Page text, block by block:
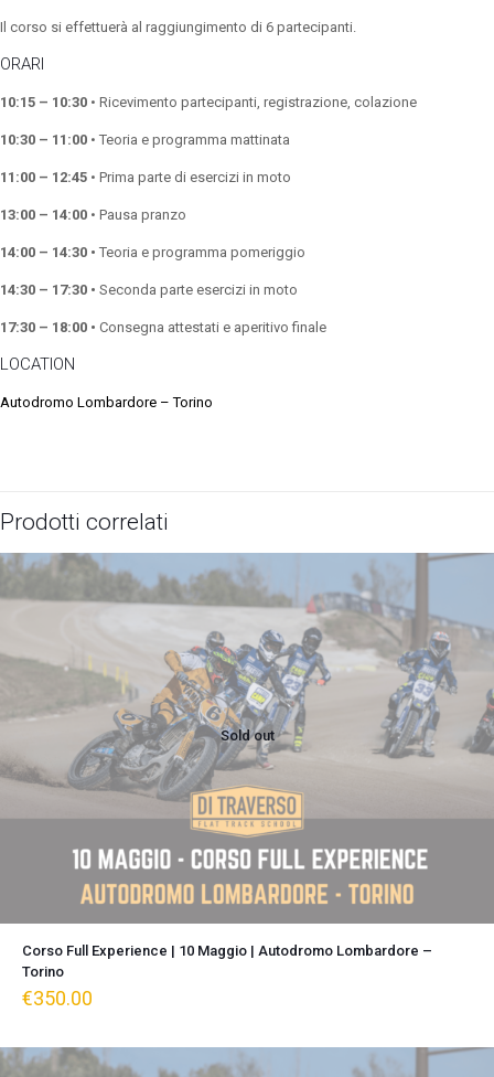
Il corso si effettuerà al raggiungimento di 6 partecipanti.
ORARI
10:15 – 10:30 • Ricevimento partecipanti, registrazione, colazione
10:30 – 11:00 • Teoria e programma mattinata
11:00 – 12:45 • Prima parte di esercizi in moto
13:00 – 14:00 • Pausa pranzo
14:00 – 14:30 • Teoria e programma pomeriggio
14:30 – 17:30 • Seconda parte esercizi in moto
17:30 – 18:00 • Consegna attestati e aperitivo finale
LOCATION
Autodromo Lombardore – Torino
Prodotti correlati
Sold out
Corso Full Experience | 10 Maggio | Autodromo Lombardore –
Torino
€350.00